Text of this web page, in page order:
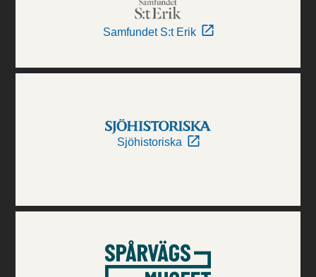
Samfundet S:t Erik
Sjöhistoriska